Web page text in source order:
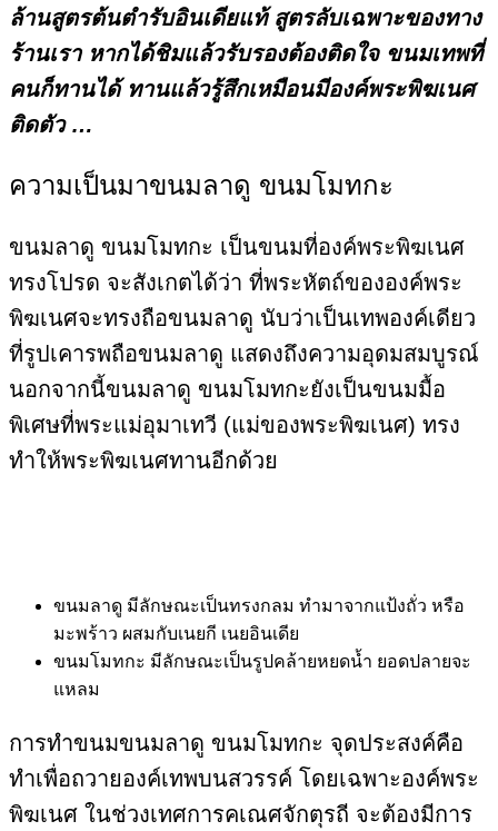
ล้านสูตรต้นตำรับอินเดียแท้ สูตรลับเฉพาะของทาง
ร้านเรา หากได้ชิมแล้วรับรองต้องติดใจ ขนมเทพที่
คนก็ทานได้ ทานแล้วรู้สึกเหมือนมีองค์พระพิฆเนศ
ติดตัว …
ความเป็นมาขนมลาดู ขนมโมทกะ
ขนมลาดู ขนมโมทกะ เป็นขนมที่องค์พระพิฆเนศ
ทรงโปรด จะสังเกตได้ว่า ที่พระหัตถ์ขององค์พระ
พิฆเนศจะทรงถือขนมลาดู นับว่าเป็นเทพองค์เดียว
ที่รูปเคารพถือขนมลาดู แสดงถึงความอุดมสมบูรณ์
นอกจากนี้ขนมลาดู ขนมโมทกะยังเป็นขนมมื้อ
พิเศษที่พระแม่อุมาเทวี (แม่ของพระพิฆเนศ) ทรง
ทำให้พระพิฆเนศทานอีกด้วย
ขนมลาดู มีลักษณะเป็นทรงกลม ทำมาจากแป้งถั่ว หรือ
มะพร้าว ผสมกับเนยกี เนยอินเดีย
ขนมโมทกะ มีลักษณะเป็นรูปคล้ายหยดน้ำ ยอดปลายจะ
แหลม
การทำขนมขนมลาดู ขนมโมทกะ จุดประสงค์คือ
ทำเพื่อถวายองค์เทพบนสวรรค์ โดยเฉพาะองค์พระ
พิฆเนศ ในช่วงเทศการคเณศจักตุรถี จะต้องมีการ